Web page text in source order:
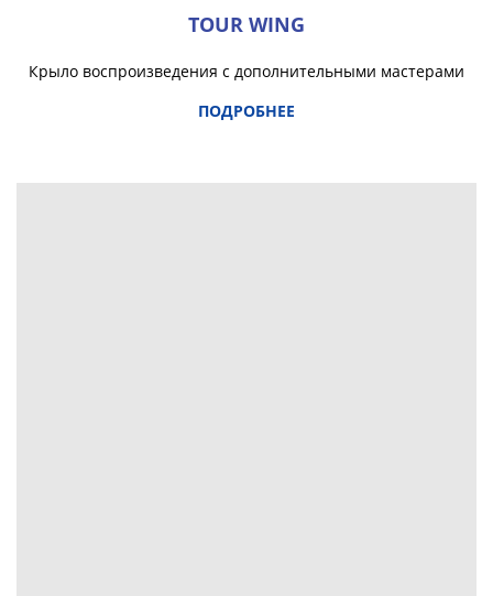
TOUR WING
Крыло воспроизведения с дополнительными мастерами
ПОДРОБНЕЕ